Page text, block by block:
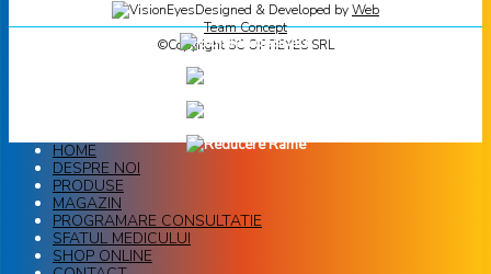
Designed & Developed byWeb
Team Concept
©Copyright SC OPTIEYES SRL
HOME
DESPRE NOI
PRODUSE
MAGAZIN
PROGRAMARE CONSULTATIE
SFATUL MEDICULUI
SHOP ONLINE